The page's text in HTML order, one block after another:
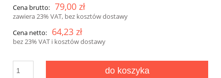
Cena brutto: 79,00 zł
zawiera 23% VAT, bez kosztów dostawy
Cena netto:
64,23 zł
bez 23% VAT i kosztów dostawy
do koszyka